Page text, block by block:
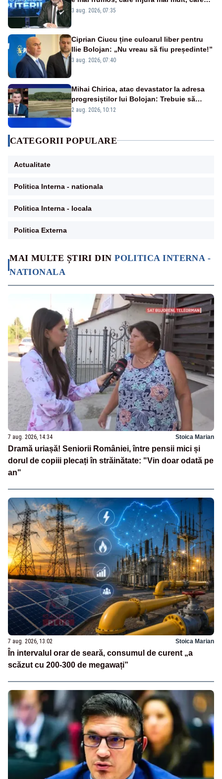
MAI MULTE ȘTIRI DINPOLITICA INTERNA -
NATIONALA
7 aug. 2026, 14:34 Stoica Marian
Dramă uriașă! Seniorii României, între pensii mici și
dorul de copiii plecați în străinătate: "Vin doar odată pe
an"
7 aug. 2026, 13:02 Stoica Marian
În intervalul orar de seară, consumul de curent „a
scăzut cu 200-300 de megawați”
țipă mai tare, ci pe proiecte”
3 aug. 2026, 07:35
Ciprian Ciucu ține culoarul liber pentru
Ilie Bolojan: „Nu vreau să fiu președinte!”
3 aug. 2026, 07:40
Mihai Chirica, atac devastator la adresa
progresiștilor lui Bolojan: Trebuie să
protejăm și natura, dar nu șținem omaneii
2 aug. 2026, 10:12
CATEGORII POPULARE
Actualitate
Politica Interna - nationala
Politica Interna - locala
Politica Externa